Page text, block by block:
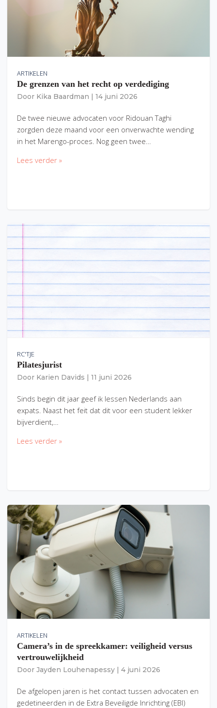
ARTIKELEN
De grenzen van het recht op verdediging
Door Kika Baardman 14 juni 2026
De twee nieuwe advocaten voor Ridouan Taghi
zorgden deze maand voor een onverwachte wending
in het Marengo-proces. Nog geen twee…
Lees verder »
RC'TJE
Pilatesjurist
Door Karien Davids 11 juni 2026
Sinds begin dit jaar geef ik lessen Nederlands aan
expats. Naast het feit dat dit voor een student lekker
bijverdient,…
Lees verder »
ARTIKELEN
Camera’s in de spreekkamer: veiligheid versus
vertrouwelijkheid
Door Jayden Louhenapessy 4 juni 2026
De afgelopen jaren is het contact tussen advocaten en
gedetineerden in de Extra Beveiligde Inrichting (EBI)